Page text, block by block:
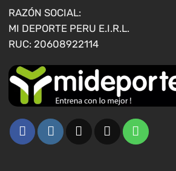
página
de
producto
RAZÓN SOCIAL:
MI DEPORTE PERU E.I.R.L.
RUC: 20608922114